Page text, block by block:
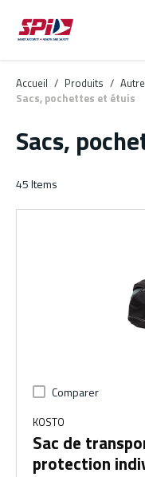
Aller au contenu principal
Skip to menu
Skip to footer
Accueil / Produits /
Sacs, pochettes et étuis
Sacs,
45Items
Comparer
KOSTO
Sac de
protection